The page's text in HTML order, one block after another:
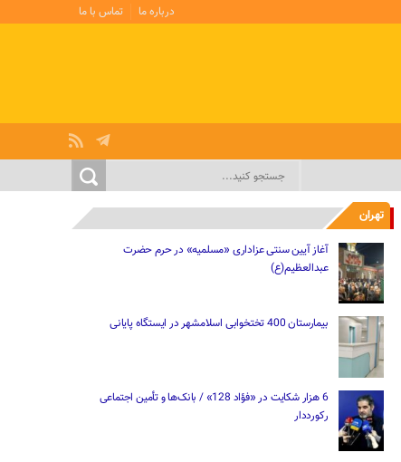
درباره ما تماس با ما
تهران
آغاز آیین سنتی عزاداری «مسلمیه» در حرم حضرت
عبدالعظیم(ع)
بیمارستان 400 تختخوابی اسلامشهر در ایستگاه پایانی
6 هزار شکایت در «فؤاد 128» / بانک‌ها و تأمین اجتماعی
رکورددار